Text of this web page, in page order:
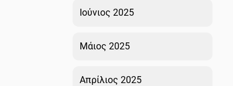
Ιούνιος 2025
Μάιος 2025
Απρίλιος 2025